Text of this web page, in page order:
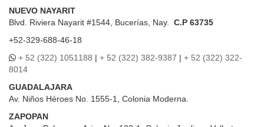
NUEVO NAYARIT
Blvd.
Riviera Nayarit #1544, Bucerías, Nay. C.P 63735
+52-329-688-46-18
+ 52 (322) 1051188 | + 52 (322) 382-9387 | + 52 (322) 322-
8014
GUADALAJARA
Av. Niños Héroes No. 1555-1, Colonia Moderna.
ZAPOPAN